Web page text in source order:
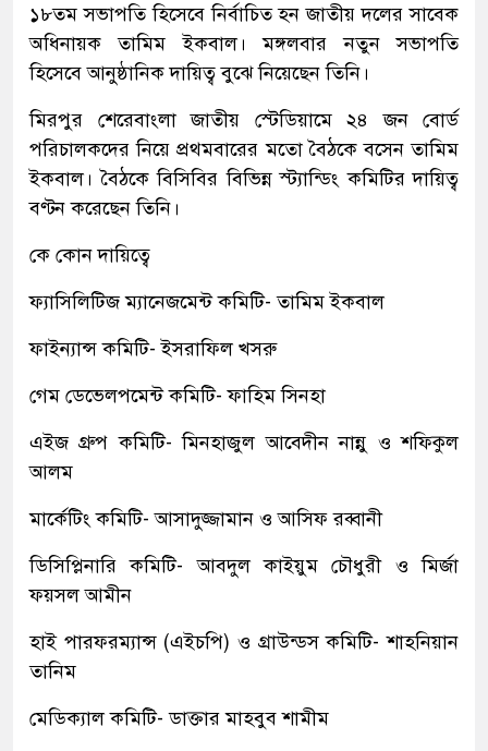
১৮তম সভাপতি হিসেবে নির্বাচিত হন জাতীয় দলের সাবেক
অধিনায়ক তামিম ইকবাল। মঙ্গলবার নতুন সভাপতি
হিসেবে আনুষ্ঠানিক দায়িত্ব বুঝে নিয়েছেন তিনি।
মিরপুর শেরেবাংলা জাতীয় স্টেডিয়ামে ২৪ জন বোর্ড
পরিচালকদের নিয়ে প্রথমবারের মতো বৈঠকে বসেন তামিম
ইকবাল। বৈঠকে বিসিবির বিভিন্ন স্ট্যান্ডিং কমিটির দায়িত্ব
বণ্টন করেছেন তিনি।
কে কোন দায়িত্বে
ফ্যাসিলিটিজ ম্যানেজমেন্ট কমিটি- তামিম ইকবাল
ফাইন্যান্স কমিটি- ইসরাফিল খসরু
গেম ডেভেলপমেন্ট কমিটি- ফাহিম সিনহা
এইজ গ্রুপ কমিটি- মিনহাজুল আবেদীন নান্নু ও শফিকুল
আলম
মার্কেটিং কমিটি- আসাদুজ্জামান ও আসিফ রব্বানী
ডিসিপ্লিনারি কমিটি- আবদুল কাইয়ুম চৌধুরী ও মির্জা
ফয়সল আমীন
হাই পারফরম্যান্স (এইচপি) ও গ্রাউন্ডস কমিটি- শাহনিয়ান
তানিম
মেডিক্যাল কমিটি- ডাক্তার মাহবুব শামীম